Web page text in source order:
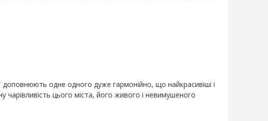
доповнюють одне одного дуже гармонійно, що найкрасивіші і
чарівливість цього міста, його живого і невимушеного